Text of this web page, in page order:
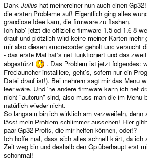
Dank Julius hat meinereiner nun auch einen
die ersten Probleme auf! Eigentlich ging alles
grandiose Idee kam, die firmware zu flashen.
Ich hab' jetzt die offizielle firmware 1.5 od 1.6 8
drauf und plötzlich wird keine meiner Karten mehr
mir also diesen smcrecorder geholt und versucht
- das erste Mal hat's net funktioniert und das
abgestürzt
. Das Problem ist jetzt folgendes:
Freelauncher installiere, geht's, sofern nur ein
Datei drauf ist!). Bei mehrern sagt mir das Menu
leer wäre. Und 'ne andere firmware kann ich net
nicht "autorun" sind, also muss man die im Menu
natürlich wieder nicht.
So langsam bin ich wirklich am verzweifeln, denn
lässt mein Problem schlimmer aussehen! Hier
paar Gp32-Profis, die mir helfen können, oder!?
Ich hoffe mal, dass sich alles schnell klärt, da ich
Zeit weg bin und deshalb den Gp überhaupt erst
schonmal!